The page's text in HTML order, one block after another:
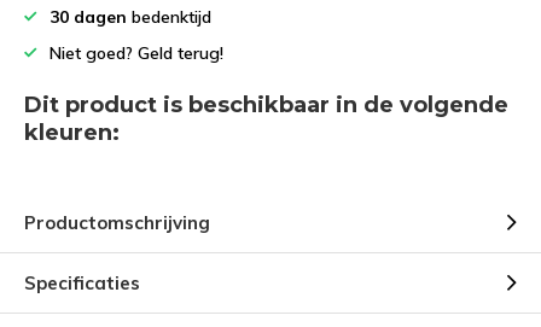
30 dagen bedenktijd
Niet goed? Geld terug!
Dit product is beschikbaar in de volgende
kleuren:
Productomschrijving
Specificaties